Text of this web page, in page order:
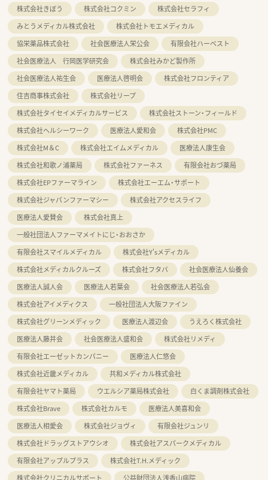
株式会社きぼう
株式会社コクミン
株式会社セラフィ
みとうメディカル株式会社
株式会社トモエメディカル
協栄薬品株式会社
社会医療法人栄公会
有限会社ハーベスト
社会医療法人 行岡医学研究会
株式会社みかど製作所
社会医療法人祐生会
医療法人啓明会
株式会社フロンティア
住吉商事株式会社
株式会社リープ
株式会社タイセイメディカルサービス
株式会社ストーン・フィールド
株式会社ヘルシーワーク
医療法人愛和会
株式会社PMC
株式会社M＆C
株式会社エイムメディカル
医療法人康生会
株式会社和歌ノ浦薬局
株式会社ファーネス
有限会社おづ薬局
株式会社EPファーマライン
株式会社エーエム・サポート
株式会社ジャパンファーマシー
株式会社アクセスライフ
医療法人愛賛会
株式会社真上
一般社団法人ファーマメイトにじ・おおさか
有限会社スマイルメディカル
株式会社Y'sメディカル
株式会社メディカルクルーズ
株式会社フタバ
社会医療法人仙養会
医療法人誠人会
医療法人若葉会
社会医療法人若弘会
株式会社アイメディクス
一般社団法人大阪ファイン
株式会社グリーンメディック
医療法人渡辺会
うえろく株式会社
医療法人藤井会
社会医療法人盛和会
株式会社リメディ
有限会社エーゼットカンパニー
医療法人仁悠会
株式会社近畿メディカル
共和メディカル株式会社
有限会社ヤマト薬局
ウエルシア薬局株式会社
白くま調剤株式会社
株式会社Brave
株式会社カルモ
医療法人美喜和会
医療法人相愛会
株式会社ジョヴィ
有限会社ジュンリ
株式会社ドラッグストアウシオ
株式会社アスパークメディカル
有限会社アップルプラス
株式会社T.H.メディック
株式会社クリニカルサポート
公益財団法人浅香山病院